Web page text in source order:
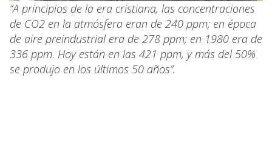
“A principios de la era cristiana, las concentraciones
de CO2 en la atmósfera eran de 240 ppm; en época
de aire preindustrial era de 278 ppm; en 1980 era de
336 ppm. Hoy están en las 421 ppm, y más del 50%
se produjo en los últimos 50 años”.